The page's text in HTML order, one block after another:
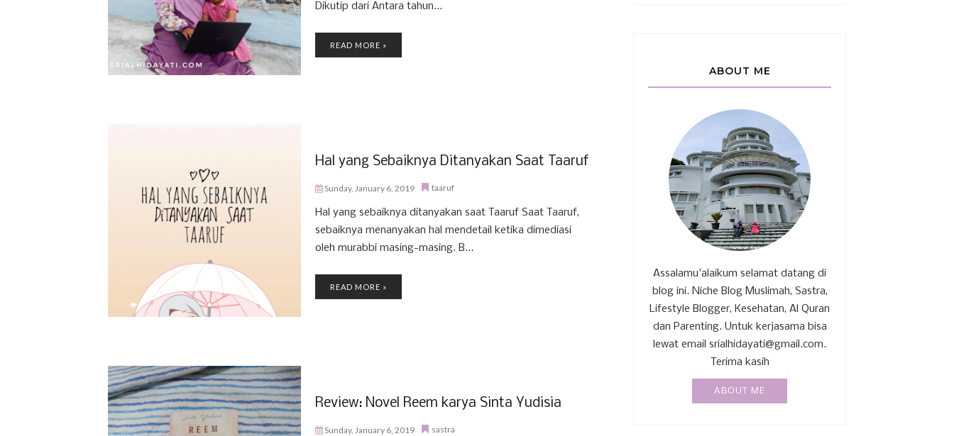
Dikutip dari Antara tahun...
READ MORE »
Hal yang Sebaiknya Ditanyakan Saat Taaruf
Sunday, January 6, 2019 taaruf
Hal yang sebaiknya ditanyakan saat Taaruf Saat Taaruf,
sebaiknya menanyakan hal mendetail ketika dimediasi
oleh murabbi masing-masing. B...
READ MORE »
Review: Novel Reem karya Sinta Yudisia
Sunday, January 6, 2019 sastra
ABOUT ME
Assalamu'alaikum selamat datang di
blog ini. Niche Blog Muslimah, Sastra,
Lifestyle Blogger, Kesehatan, Al Quran
dan Parenting. Untuk kerjasama bisa
lewat email srialhidayati@gmail.com.
Terima kasih
ABOUT ME